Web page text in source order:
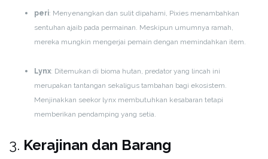
peri: Menyenangkan dan sulit dipahami, Pixies menambahkan
sentuhan ajaib pada permainan. Meskipun umumnya ramah,
mereka mungkin mengerjai pemain dengan memindahkan item.
Lynx: Ditemukan di bioma hutan, predator yang lincah ini
merupakan tantangan sekaligus tambahan bagi ekosistem.
Menjinakkan seekor lynx membutuhkan kesabaran tetapi
memberikan pendamping yang setia.
3. Kerajinan dan Barang